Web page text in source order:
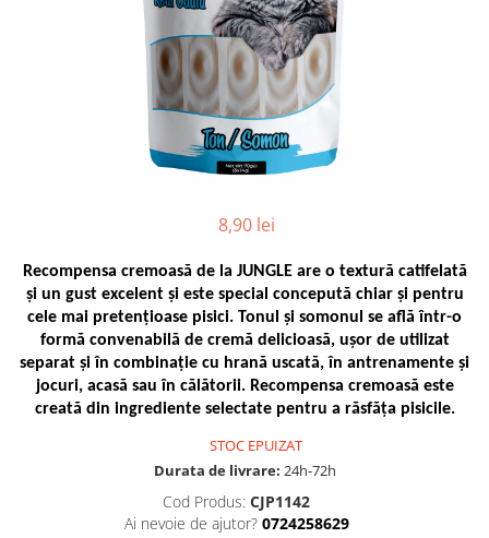
8,90 lei
Recompensa cremoasă de la JUNGLE are o textură catifelată
și un gust excelent și este special concepută chiar și pentru
cele mai pretențioase pisici. Tonul și somonul se află într-o
formă convenabilă de cremă delicioasă, ușor de utilizat
separat și în combinație cu hrană uscată, în antrenamente și
jocuri, acasă sau în călătorii. Recompensa cremoasă este
creată din ingrediente selectate pentru a răsfăța pisicile.
STOC EPUIZAT
Durata de livrare: 24h-72h
Cod Produs: CJP1142
Ai nevoie de ajutor? 0724258629